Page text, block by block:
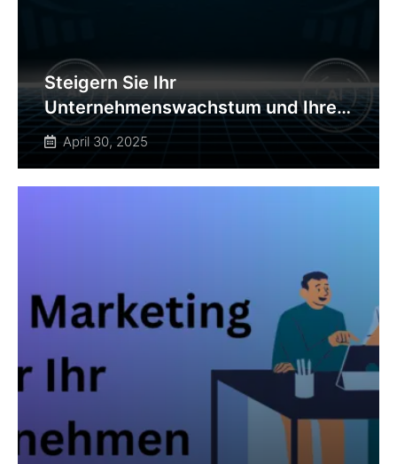
Steigern Sie Ihr
Unternehmenswachstum und Ihre
Verkäufe
April 30, 2025